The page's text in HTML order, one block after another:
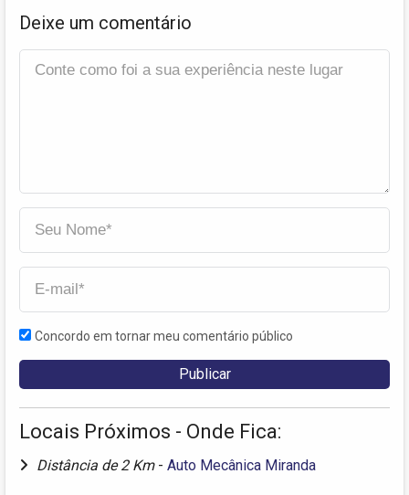
Deixe um comentário
Concordo em tornar meu comentário público
Locais Próximos - Onde Fica:
Distância de 2 Km - Auto Mecânica Miranda